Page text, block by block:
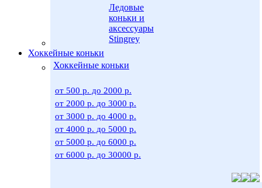
Ледовые
коньки и
аксессуары
Stingrey
Хоккейные коньки
Хоккейные коньки
от 500 р. до 2000 р.
от 2000 р. до 3000 р.
от 3000 р. до 4000 р.
от 4000 р. до 5000 р.
от 5000 р. до 6000 р.
от 6000 р. до 30000 р.